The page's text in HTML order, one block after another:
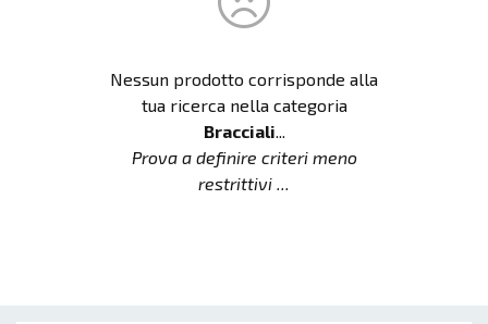
Nessun prodotto corrisponde alla
tua ricerca nella categoria
Bracciali...
Prova a definire criteri meno
restrittivi ...